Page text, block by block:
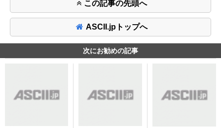
この記事の先頭へ
ASCII.jpトップへ
次にお勧めの記事